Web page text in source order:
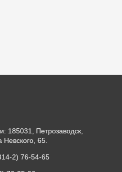
185031, Петрозаводск,
Невского, 65.
2) 76-54-65